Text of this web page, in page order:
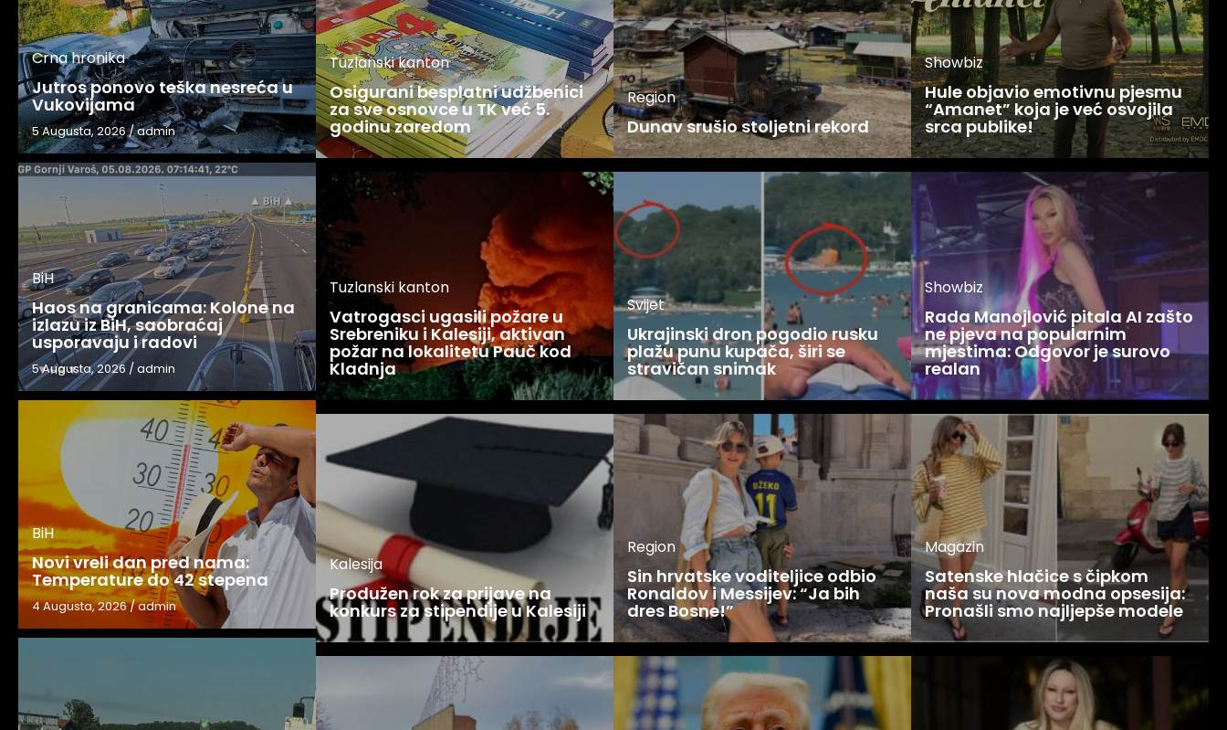
Crna hronika
Jutros ponovo teška nesreća u
Vukovijama
5 Augusta, 2026/admin
BiH
Haos na granicama: Kolone na
izlazu iz BiH, saobraćaj
usporavaju i radovi
5 Augusta, 2026 /admin
BiH
Novi vreli dan pred nama:
Temperature do 42 stepena
4 Augusta, 2026/admin
Tuzlanski kanton
Osigurani besplatni udžbenici
za sve osnovce u TK već 5.
godinu zaredom
Tuzlanski kanton
Vatrogasci ugasili požare u
Srebreniku i Kalesiji, aktivan
požar na lokalitetu Pauč kod
Kladnja
Kalesija
Produžen rok za prijave na
konkurs za stipendije u Kalesiji
Region
Dunav srušio stoljetni rekord
Svijet
Ukrajinski dron pogodio rusku
plažu punu kupača, širi se
stravičan snimak
Region
Sin hrvatske voditeljice odbio
Ronaldov i Messijev: “Ja bih
dres Bosne!”
Showbiz
Hule objavio emotivnu pjesmu
“Amanet” koja je već osvojila
srca publike!
Showbiz
Rada Manojlović pitala AI zašto
ne pjeva na popularnim
mjestima: Odgovor je surovo
realan
Magazin
Satenske hlačice s čipkom
naša su nova modna opsesija:
Pronašli smo najljepše modele